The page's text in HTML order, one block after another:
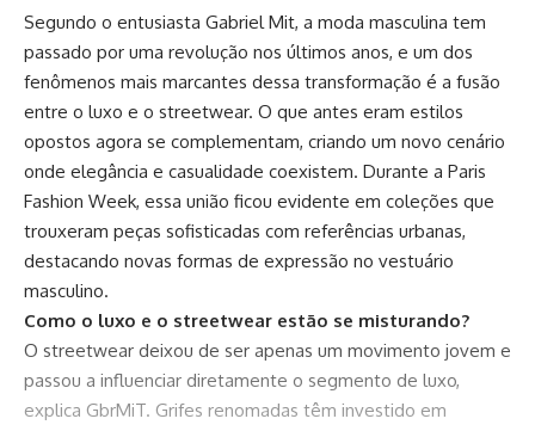
Segundo o entusiasta Gabriel Mit, a moda masculina tem
passado por uma revolução nos últimos anos, e um dos
fenômenos mais marcantes dessa transformação é a fusão
entre o luxo e o streetwear. O que antes eram estilos
opostos agora se complementam, criando um novo cenário
onde elegância e casualidade coexistem. Durante a Paris
Fashion Week, essa união ficou evidente em coleções que
trouxeram peças sofisticadas com referências urbanas,
destacando novas formas de expressão no vestuário
masculino.
Como o luxo e o streetwear estão se misturando?
O streetwear deixou de ser apenas um movimento jovem e
passou a influenciar diretamente o segmento de luxo,
explica GbrMiT. Grifes renomadas têm investido em